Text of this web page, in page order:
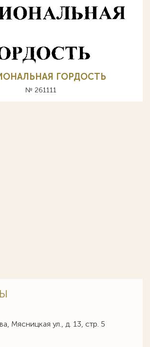
ГОРДОСТЬ
№ 261111
Мясницкая ул., д. 13, стр. 5